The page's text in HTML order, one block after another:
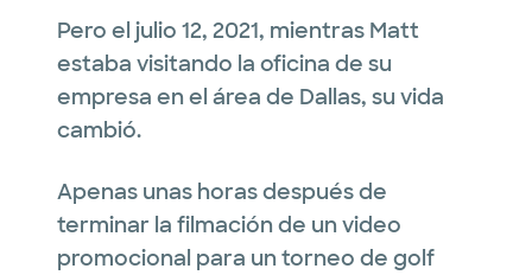
Pero el julio 12, 2021, mientras Matt
estaba visitando la oficina de su
empresa en el área de Dallas, su vida
cambió.
Apenas unas horas después de
terminar la filmación de un video
promocional para un torneo de golf